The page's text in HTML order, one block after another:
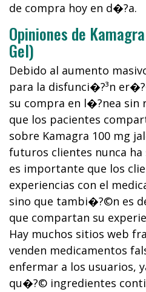
de compra hoy en d�?­a.
Opiniones de
Gel)
Debido al aumento
para la disfunci�?³n
su compra en l�?­nea sin
que los pacientes
sobre Kamagra 100 mg
futuros clientes nunca ha
es importante que los
experiencias con el
sino que tambi�?©n es
que compartan su
Hay muchos sitios web
venden medicamentos
enfermar a los usuarios,
qu�?© ingredientes